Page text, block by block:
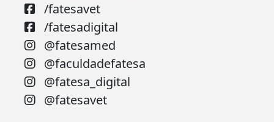
/fatesavet
/fatesadigital
@fatesamed
@faculdadefatesa
@fatesa_digital
@fatesavet